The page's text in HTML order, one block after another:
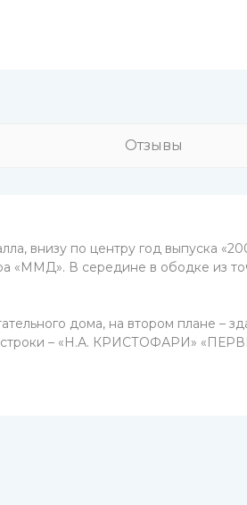
внизу по центру год выпуска
«ММД». В середине в ободке из
дома, на втором плане –
строки – «Н.А. КРИСТОФАРИ»
Отзывы